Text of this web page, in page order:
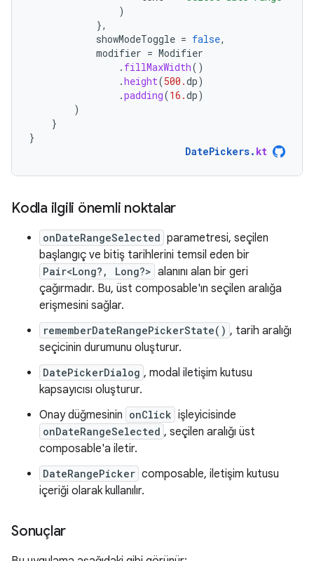
)
},
showModeToggle = false,
modifier = Modifier
. fillMaxWidth()
.height(500.dp)
.padding(16.dp)
)
}
}
DatePickers. kt
Kodla ilgili önemli noktalar
onDateRangeSelected parametresi, seçilen
başlangıç ve bitiş tarihlerini temsil eden bir
Pair<Long?, Long?> alanını alan bir geri
çağırmadır. Bu, üst composable'ın seçilen aralığa
erişmesini sağlar.
rememberDateRangePickerState() , tarih aralığı
seçicinin durumunu oluşturur.
DatePickerDialog , modal iletişim kutusu
kapsayıcısı oluşturur.
Onay düğmesinin onClick işleyicisinde
onDateRangeSelected , seçilen aralığı üst
composable'a iletir.
DateRangePicker composable, iletişim kutusu
içeriği olarak kullanılır.
Sonuçlar